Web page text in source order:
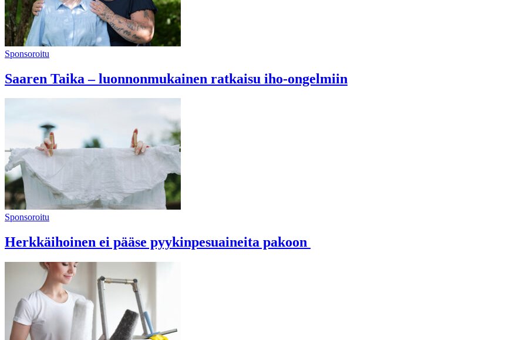
Sponsoroitu
Saaren Taika – luonnonmukainen ratkaisu iho-ongelmiin
Sponsoroitu
Herkkäihoinen ei pääse pyykinpesuaineita pakoon